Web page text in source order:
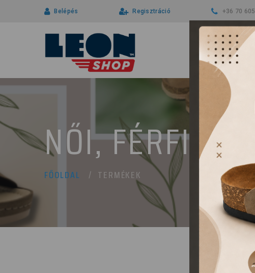
Belépés Regisztráció +36 70
NŐI, FÉRFI
FŐOLDAL TERMÉKEK